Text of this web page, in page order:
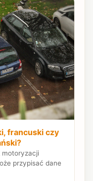
francuski czy
motoryzacji
przypisać dane